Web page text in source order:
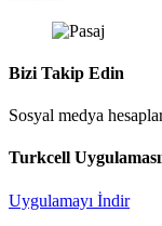
Bizi Takip Edin
Sosyal medya
Turkcell
Uygulamayı İndir